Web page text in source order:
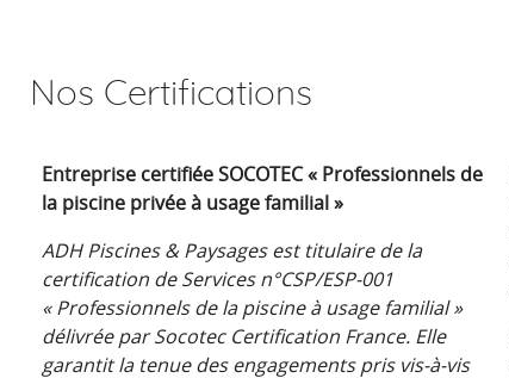
Nos Certifications
Entreprise certifiée SOCOTEC « Professionnels de
la piscine privée à usage familial »
ADH Piscines & Paysages est titulaire de la
certification de Services n°CSP/ESP-001
« Professionnels de la piscine à usage familial »
délivrée par Socotec Certification France. Elle
garantit la tenue des engagements pris vis-à-vis